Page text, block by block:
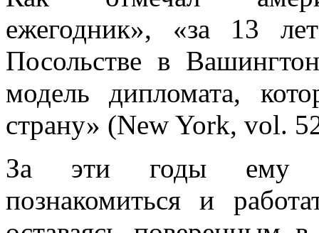
ежегодник», «за 13
Посольстве в
модель дипломата,
страну» (New York, vol.
За эти годы ему
познакомиться и